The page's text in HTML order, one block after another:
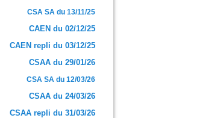
CSA SA du 13/11/25
CAEN du 02/12/25
CAEN repli du 03/12/25
CSAA du 29/01/26
CSA SA du 12/03/26
CSAA du 24/03/26
CSAA repli du 31/03/26